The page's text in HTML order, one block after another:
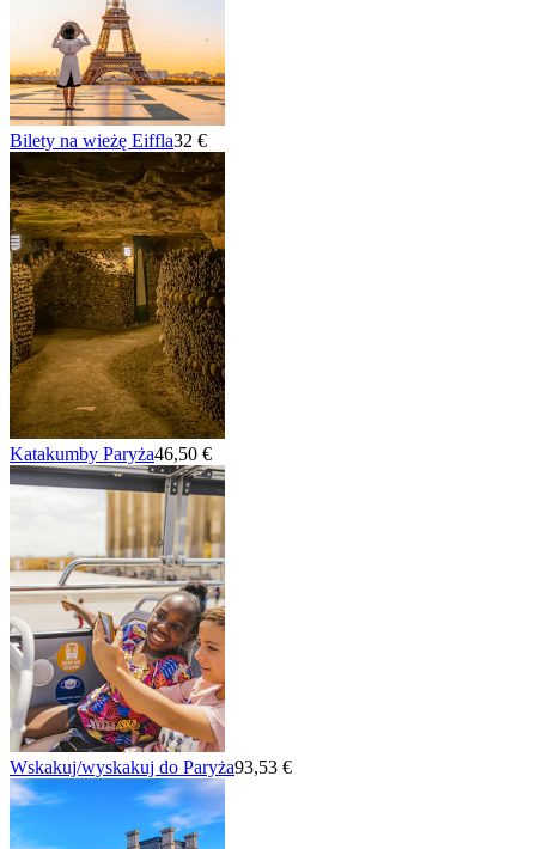
Bilety na wieżę Eiffla32 €
Katakumby Paryża46,50 €
Wskakuj/wyskakuj do Paryża93,53 €